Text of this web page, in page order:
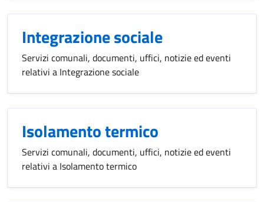
Integrazione sociale
Servizi comunali, documenti, uffici, notizie ed eventi
relativi a Integrazione sociale
Isolamento termico
Servizi comunali, documenti, uffici, notizie ed eventi
relativi a Isolamento termico